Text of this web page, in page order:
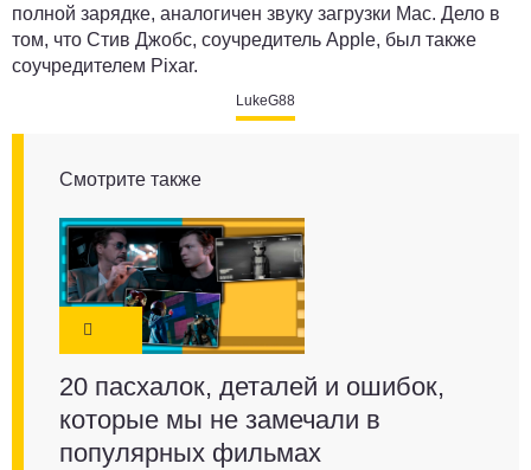
полной зарядке, аналогичен звуку загрузки Mac. Дело в
том, что Стив Джобс, соучредитель Apple, был также
соучредителем Pixar.
LukeG88
Смотрите также
20 пасхалок, деталей и ошибок,
которые мы не замечали в
популярных фильмах